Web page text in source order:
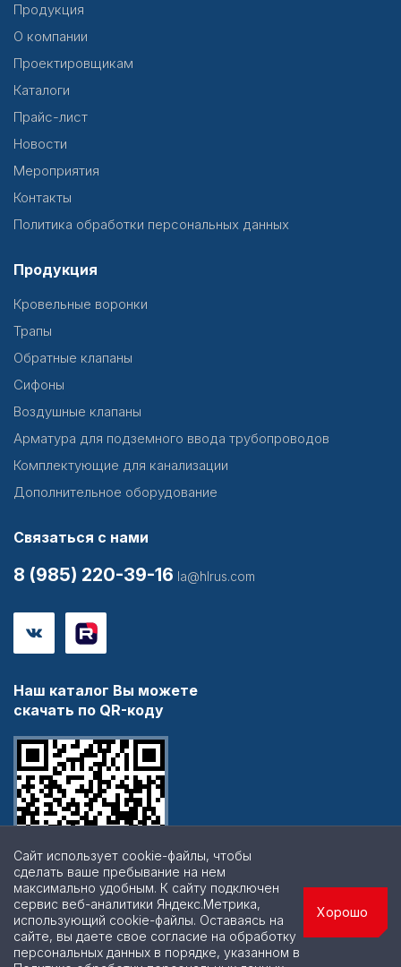
Продукция
О компании
Проектировщикам
Каталоги
Прайс-лист
Новости
Мероприятия
Контакты
Политика обработки персональных данных
Продукция
Кровельные воронки
Трапы
Обратные клапаны
Сифоны
Воздушные клапаны
Арматура для подземного ввода трубопроводов
Комплектующие для канализации
Дополнительное оборудование
Связаться с нами
8 (985) 220-39-16 la@hlrus.com
Наш каталог Вы можете
скачать по QR-коду
© 2026 | Все права защищены
Сайт использует cookie-файлы, чтобы
сделать ваше пребывание на нем
максимально удобным. К cайту подключен
сервис веб-аналитики Яндекс.Метрика,
использующий cookie-файлы. Оставаясь на
сайте, вы даете свое согласие на обработку
персональных данных в порядке, указанном в
Хорошо